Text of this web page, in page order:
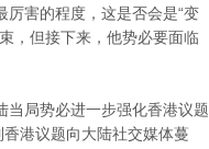
害的程度，这是否会是“变
，但接下来，他势必要面临
当局势必进一步强化香港议题
港议题向大陆社交媒体蔓